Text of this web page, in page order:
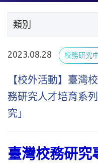
類別
2023.08.28 校務研究
【校外活動】臺灣
務研究人才培育系
究」
臺灣校務研究